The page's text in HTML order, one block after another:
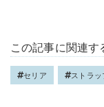
この記事に関連す
セリア ストラッ